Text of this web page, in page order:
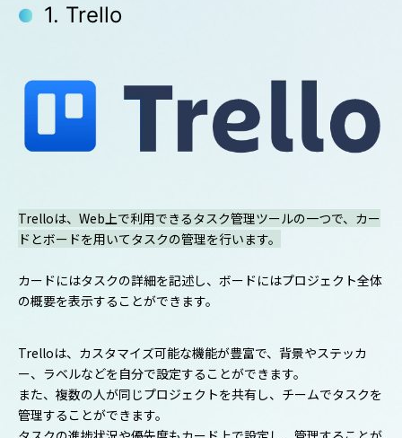
1. Trello
Trelloは、Web上で利用できるタスク管理ツールの一つで、カー
ドとボードを用いてタスクの管理を行います。
カードにはタスクの詳細を記述し、ボードにはプロジェクト全体
の概要を表示することができます。
Trelloは、カスタマイズ可能な機能が豊富で、背景やステッカ
ー、ラベルなどを自分で設定することができます。
また、複数の人が同じプロジェクトを共有し、チームでタスクを
管理することができます。